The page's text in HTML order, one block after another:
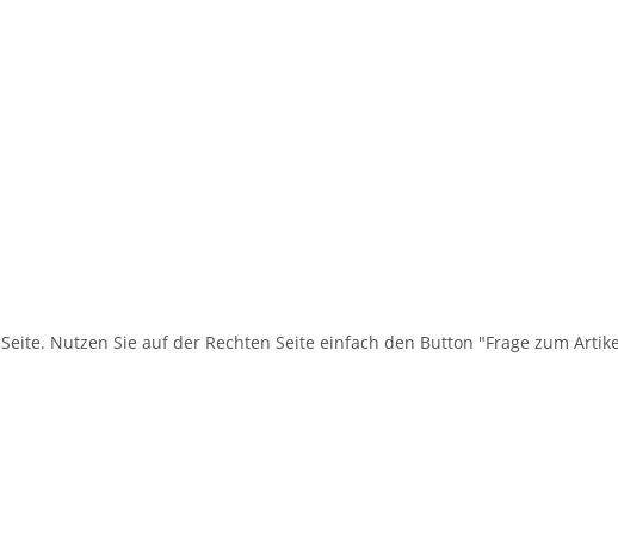
Nutzen Sie auf der Rechten Seite einfach den Button "Frage zum